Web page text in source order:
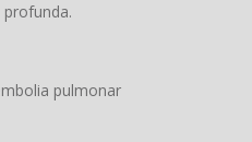
pulmonar